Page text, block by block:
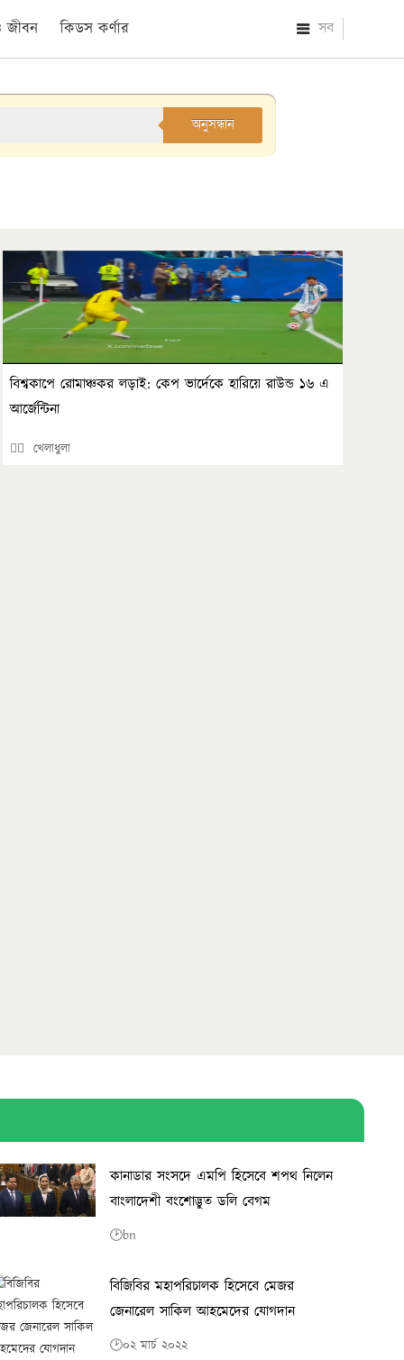
সব
জীবন কিডস কর্ণার
অনুসন্ধান
বিশ্বকাপে রোমাঞ্চকর লড়াই: কেপ ভার্দেকে হারিয়ে রাউন্ড ১৬ এ
আর্জেন্টিনা
🏄‍♂️ খেলাধুলা
কানাডার সংসদে এমপি হিসেবে শপথ নিলেন
বাংলাদেশী বংশোদ্ভুত ডলি বেগম
🕑bn
বিজিবির মহাপরিচালক হিসেবে মেজর
জেনারেল সাকিল আহমেদের যোগদান
🕑০২ মার্চ ২০২২